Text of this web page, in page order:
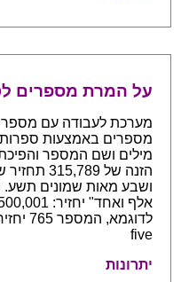
על המרת מספרים
מערכת לעבודה עם
מילים ושם המספר
הזנה של
ושבע מאות שמונים
five
יתרונות